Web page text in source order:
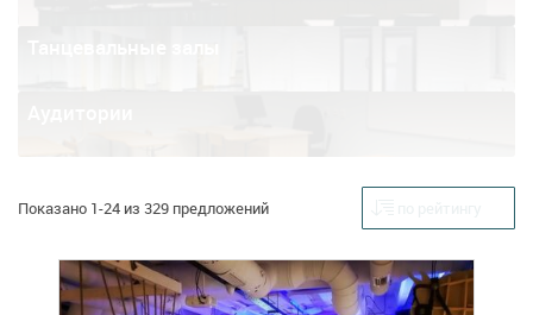
Показано 1-24 из 329 предложений